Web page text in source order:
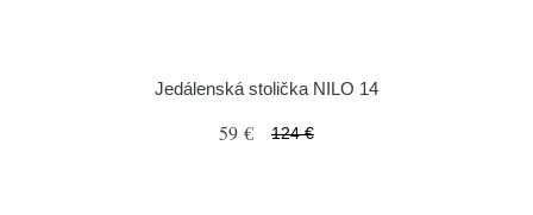
Jedálenská stolička NILO 14
59 € 124 €